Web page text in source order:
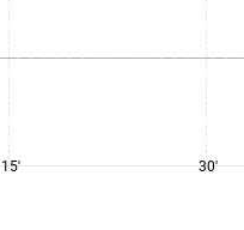
15' 30'